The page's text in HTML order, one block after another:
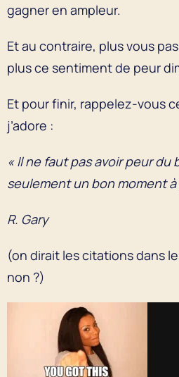
gagner en ampleur.
Et au contraire, plus vous
plus ce sentiment de peur
Et pour finir, rappelez-vous
j’adore :
« Il ne faut pas avoir peur du
seulement un bon moment à
R. Gary
(on dirait les citations dans
non ?)